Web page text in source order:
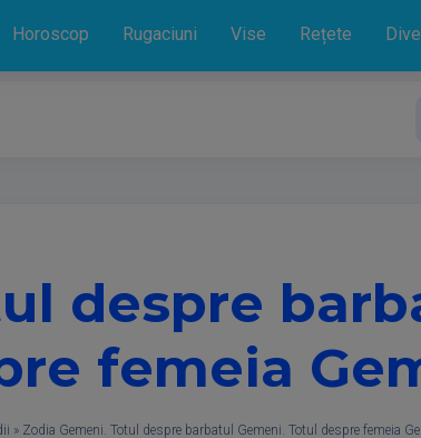
Horoscop Rugaciuni Vise Rețete
despre
femeia
» Zodia Gemeni. Totul despre barbatul Gemeni. Totul despre femeia